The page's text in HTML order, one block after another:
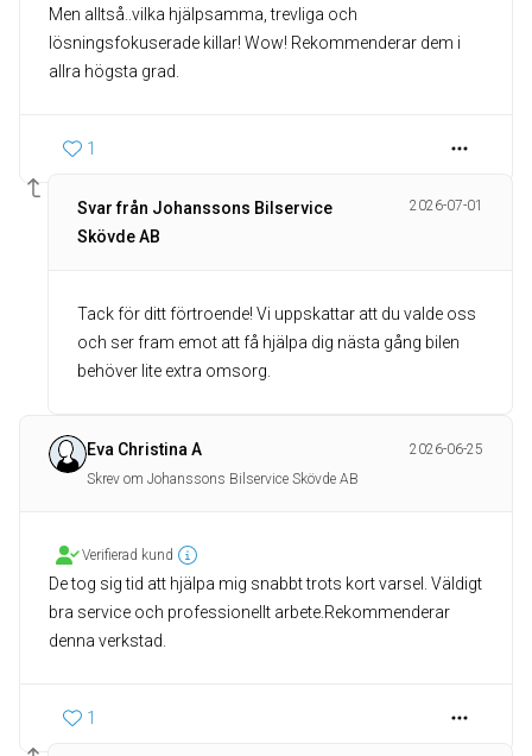
Men alltså..vilka hjälpsamma, trevliga och
lösningsfokuserade killar! Wow! Rekommenderar dem i
1
Svar från Johanssons Bilservice
Skövde AB
2026-07-01
Tack för ditt förtroende! Vi uppskattar att du valde oss
och ser fram emot att få hjälpa dig nästa gång bilen
behöver lite extra omsorg.
Eva Christina A
2026-06-25
Skrev om Johanssons Bilservice Skövde AB
Verifierad kund
De tog sig tid att hjälpa mig snabbt trots kort varsel. Väldigt
bra service och professionellt arbete.Rekommenderar
denna verkstad.
1